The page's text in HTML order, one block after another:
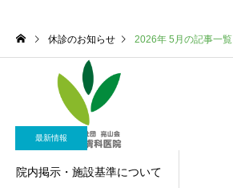
休診のお知らせ 2026年 5月の記事一覧
最新情報
院内掲示・施設基準について